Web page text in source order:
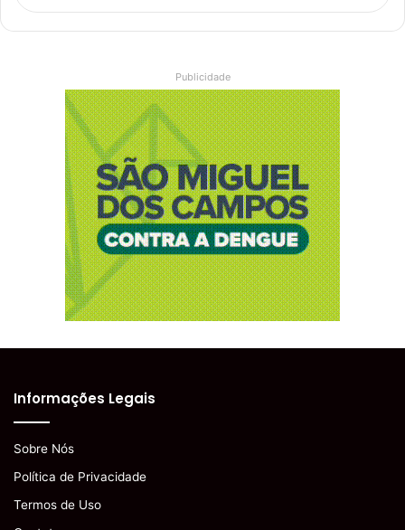
Publicidade
Informações Legais
Sobre Nós
Política de Privacidade
Termos de Uso